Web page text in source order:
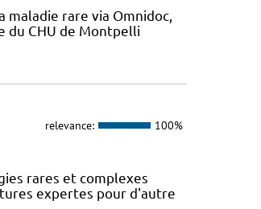
rare via Omnidoc,
du CHU de Montpelli
relevance: 100%
rares et complexes
expertes pour d'autre